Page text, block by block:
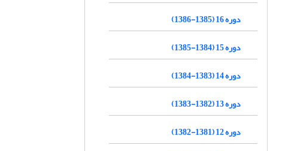
دوره 16 (1385-1386)
دوره 15 (1384-1385)
دوره 14 (1383-1384)
دوره 13 (1382-1383)
دوره 12 (1381-1382)